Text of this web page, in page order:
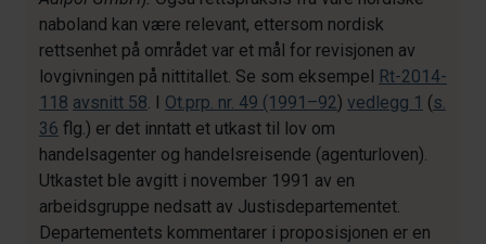
naboland kan være relevant, ettersom nordisk
rettsenhet på området var et mål for revisjonen av
lovgivningen på nittitallet. Se som eksempel Rt-2014-
118 avsnitt 58. I Ot.prp. nr. 49 (1991–92) vedlegg 1 (s.
36 flg.) er det inntatt et utkast til lov om
handelsagenter og handelsreisende (agenturloven).
Utkastet ble avgitt i november 1991 av en
arbeidsgruppe nedsatt av Justisdepartementet.
Departementets kommentarer i proposisjonen er en